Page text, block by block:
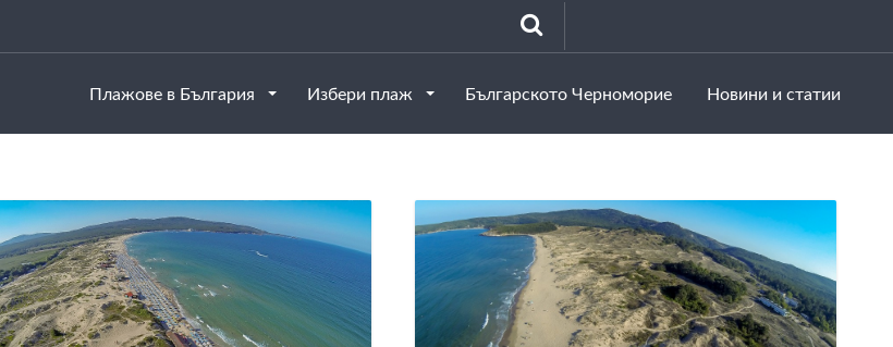
Плажове в България Избери плаж Българското Черноморие Новини и статии